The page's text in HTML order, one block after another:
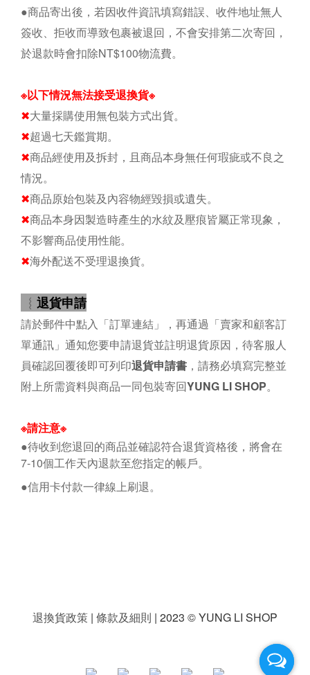
●商品寄出後，若因收件資訊填寫錯誤、收件地址無人
簽收、拒收而導致包裹被退回，不會安排第二次寄回，
於退款時會扣除NT$100物流費。
※以下情況無法接受退換貨※
✖大量採購使用無包裝方式出貨。
✖超過七天鑑賞期。
✖商品經使用及拆封，且商品本身無任何瑕疵或不良之
情況。
✖商品原始包裝及內容物經毀損或遺失。
✖商品本身因製造時產生的水紋及壓痕皆屬正常現象，
不影響商品使用性能。
✖海外配送不受理退換貨。
︴ 退貨申請
請於郵件中點入「訂單連結」，再通過「賣家和顧客訂
單通訊」通知您要申請退貨並註明退貨原因 ，待客服人
員確認回覆後即可列印退貨申請書 ，請務必填寫完整並
附上所需資料與商品一同包裝寄回YUNG LI SHOP。
※請注意※
●待收到您退回的商品並確認符合退貨資格後，將會在
7-10個工作天內退款至您指定的帳戶。
●信用卡付款一律線上刷退。
退換貨政策 | 條款及細則 | 2023 © YUNG LI SHOP